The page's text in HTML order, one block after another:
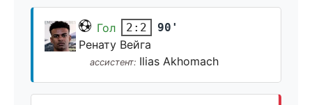
Гол 2:2 90'
Ренату Вейга
ассистент: Ilias Akhomach